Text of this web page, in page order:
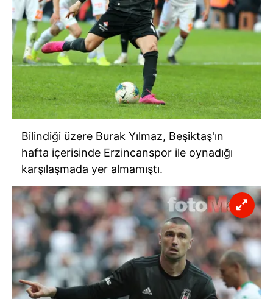
Bilindiği üzere Burak Yılmaz, Beşiktaş'ın
hafta içerisinde Erzincanspor ile oynadığı
karşılaşmada yer almamıştı.